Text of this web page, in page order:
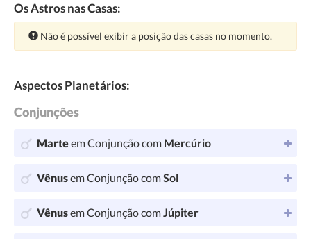
Os Astros nas Casas:
Atenção:
Não é possível exibir a posição das casas no momento.
Aspectos Planetários:
Conjunções
Marteem Conjunção com Mercúrio
Vênusem Conjunção comSol
Vênusem Conjunção comJúpiter